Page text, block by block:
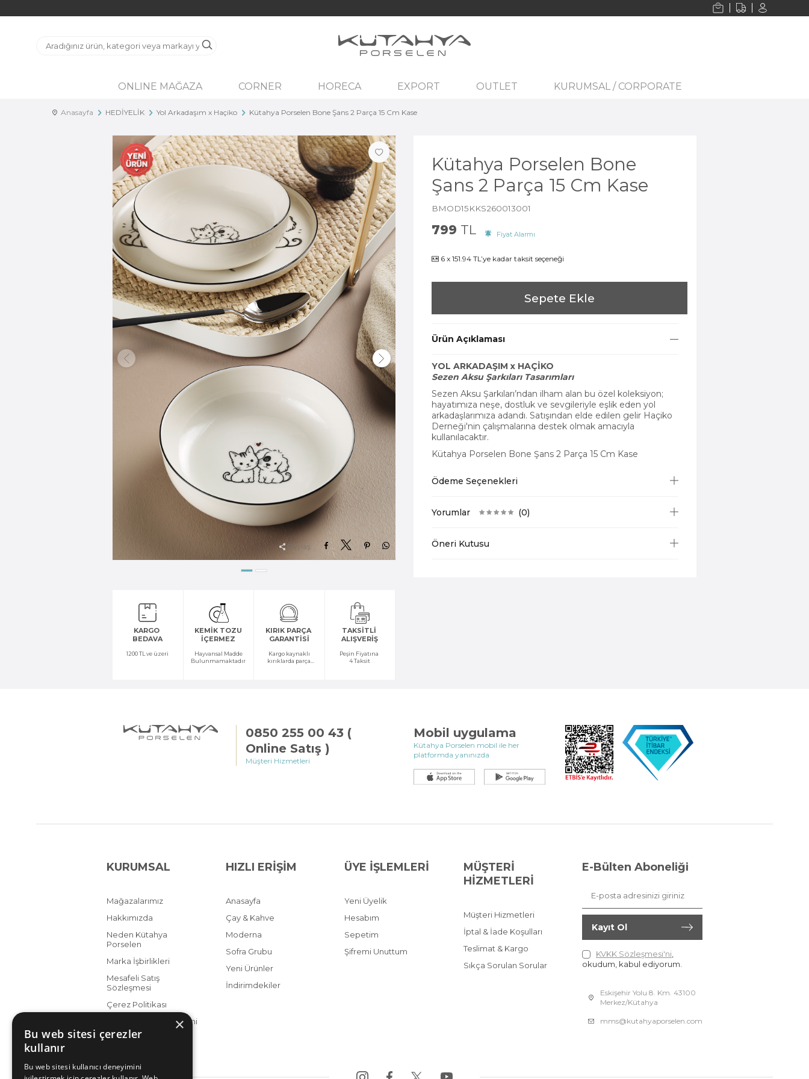
ONLINE MAĞAZA CORNER HORECA EXPORT OUTLET KURUMSAL / CORPORATE
Anasayfa HEDİYELİK Yol Arkadaşım x Haçiko Kütahya Porselen Bone Şans 2 Parça 15 Cm Kase
Paylaş:
KARGO
BEDAVA
1200 TL ve üzeri
KEMİK TOZU
İÇERMEZ
Hayvansal Madde
Bulunmamaktadır
KIRIK PARÇA
GARANTİSİ
Kargo kaynaklı
kırıklarda parça
TAKSİTLİ
ALIŞVERİŞ
Peşin Fiyatına
4 Taksit
Kütahya Porselen Bone
Şans 2 Parça 15 Cm Kase
BMOD15KKS260013001
799 TL Fiyat Alarmı
6 x 151.94 TL’ye kadar taksit seçeneği
Sepete Ekle
Ürün Açıklaması
YOL ARKADAŞIM x HAÇİKO
Sezen Aksu Şarkıları Tasarımları
Sezen Aksu Şarkıları’ndan ilham alan bu özel koleksiyon;
hayatımıza neşe, dostluk ve sevgileriyle eşlik eden yol
arkadaşlarımıza adandı. Satışından elde edilen gelir Haçiko
Derneği'nin çalışmalarına destek olmak amacıyla
kullanılacaktır.
Kütahya Porselen Bone Şans 2 Parça 15 Cm Kase
Ödeme Seçenekleri
Yorumlar (0)
Öneri Kutusu
0850 255 00 43 (
Online Satış )
Müşteri Hizmetleri
Mobil uygulama
Kütahya Porselen mobil ile her
platformda yanınızda
KURUMSAL
Mağazalarımız
Hakkımızda
Neden Kütahya
Porselen
Marka İşbirlikleri
Mesafeli Satış
Sözleşmesi
Çerez Politikası
KVKK Aydınlatma Metni
HIZLI ERİŞİM
Anasayfa
Çay & Kahve
Moderna
Sofra Grubu
Yeni Ürünler
İndirimdekiler
ÜYE İŞLEMLERİ
Yeni Üyelik
Hesabım
Sepetim
Şifremi Unuttum
MÜŞTERİ
HİZMETLERİ
Müşteri Hizmetleri
İptal & İade Koşulları
Teslimat & Kargo
Sıkça Sorulan Sorular
E-Bülten Aboneliği
Kayıt Ol
KVKK Sözleşmesi'ni
okudum, kabul ediyorum.
Eskişehir Yolu 8. Km. 43100
Merkez/Kütahya
mms@kutahyaporselen.com
×
Bu web sitesi çerezler
kullanır
Bu web sitesi kullanıcı deneyimini